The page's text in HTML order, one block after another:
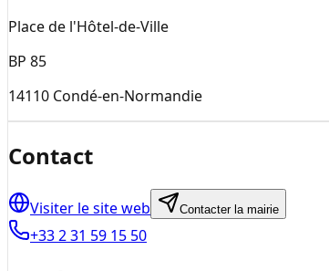
Place de l'Hôtel-de-Ville
BP 85
14110 Condé-en-Normandie
Contact
Visiter le site web Contacter la mairie
+33 2 31 59 15 50